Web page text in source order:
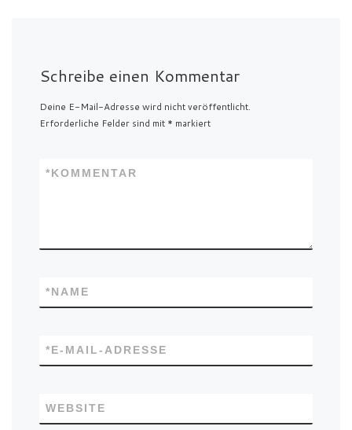
Schreibe einen Kommentar
Deine E-Mail-Adresse wird nicht veröffentlicht.
Erforderliche Felder sind mit * markiert
KOMMENTAR
*
NAME
*
E-MAIL-ADRESSE
*
WEBSITE